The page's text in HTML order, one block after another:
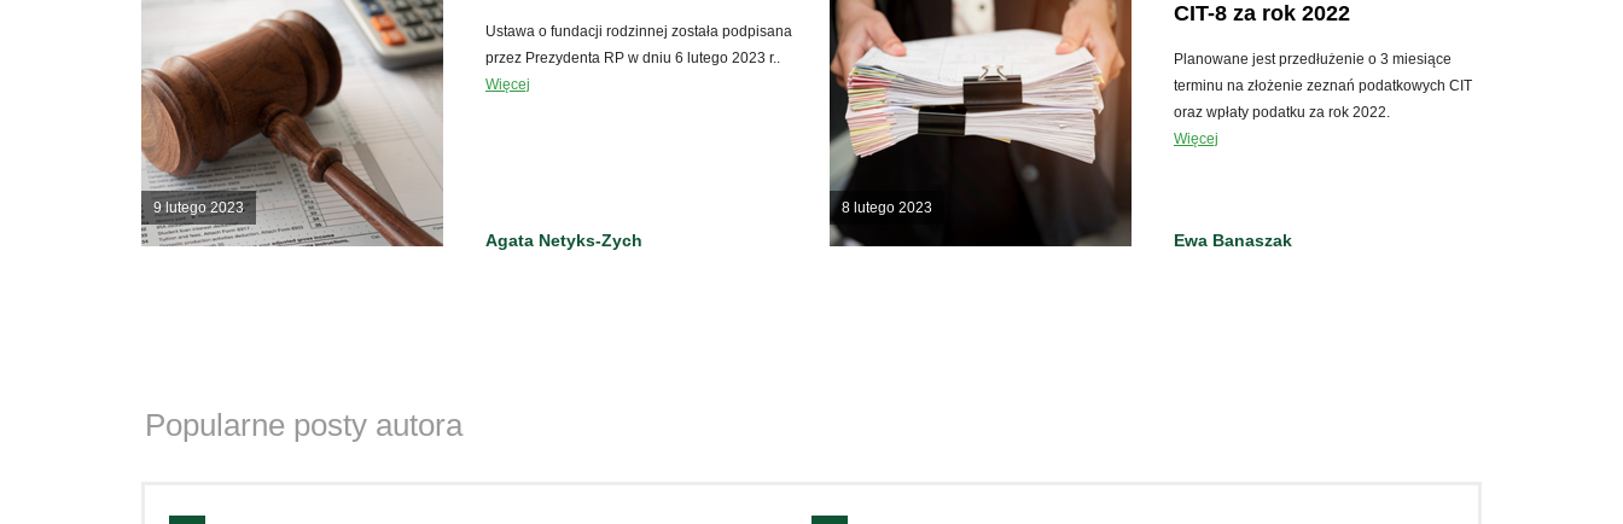
9 lutego 2023
Ustawa o fundacji rodzinnej została podpisana
przez Prezydenta RP w dniu 6 lutego 2023 r..
Więcej
Agata Netyks-Zych
8 lutego 2023
CIT-8 za rok 2022
Planowane jest przedłużenie o 3 miesiące
terminu na złożenie zeznań podatkowych CIT
oraz wpłaty podatku za rok 2022.
Więcej
Ewa Banaszak
Popularne posty autora